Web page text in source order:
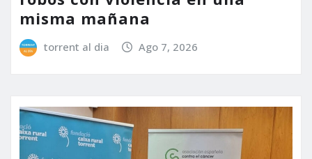
misma mañana
torrent al dia Ago 7, 2026